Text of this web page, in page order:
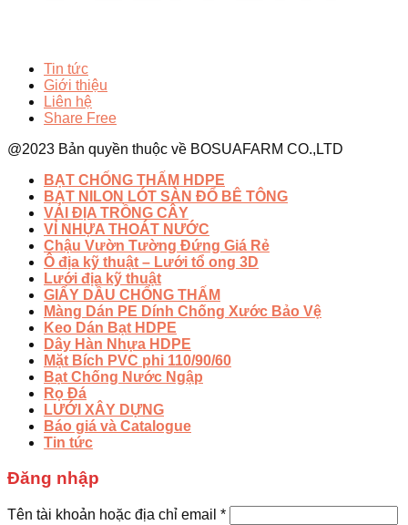
Tin tức
Giới thiệu
Liên hệ
Share Free
@2023 Bản quyền thuộc về BOSUAFARM CO.,LTD
BẠT CHỐNG THẤM HDPE
BẠT NILON LÓT SÀN ĐỔ BÊ TÔNG
VẢI ĐỊA TRỒNG CÂY
VỈ NHỰA THOÁT NƯỚC
Chậu Vườn Tường Đứng Giá Rẻ
Ô địa kỹ thuật – Lưới tổ ong 3D
Lưới địa kỹ thuật
GIẤY DẦU CHỐNG THẤM
Màng Dán PE Dính Chống Xước Bảo Vệ
Keo Dán Bạt HDPE
Dây Hàn Nhựa HDPE
Mặt Bích PVC phi 110/90/60
Bạt Chống Nước Ngập
Rọ Đá
LƯỚI XÂY DỰNG
Báo giá và Catalogue
Tin tức
Đăng nhập
Tên tài khoản hoặc địa chỉ email *